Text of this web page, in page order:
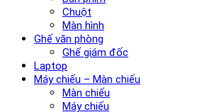
Chuột
Màn hình
Ghế văn phòng
Ghế giám đốc
Laptop
Máy chiếu – Màn chiếu
Màn chiếu
Máy chiếu